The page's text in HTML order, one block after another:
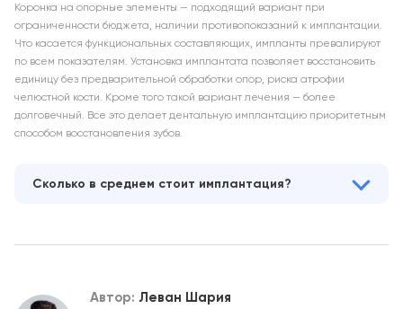
Коронка на опорные элементы — подходящий вариант при
ограниченности бюджета, наличии противопоказаний к имплантации.
Что касается функциональных составляющих, импланты превалируют
по всем показателям. Установка имплантата позволяет восстановить
единицу без предварительной обработки опор, риска атрофии
челюстной кости. Кроме того такой вариант лечения — более
долговечный. Все это делает дентальную имплантацию приоритетным
способом восстановления зубов.
Сколько в среднем стоит имплантация?
Автор: Леван Шария